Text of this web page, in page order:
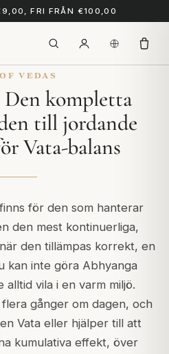
FRI FRÅN €100,00
VEDAS
Den kompletta
till jordande
Vata-balans
för den som hanterar
den mest kontinuerliga,
den tillämpas korrekt, en
kan inte göra Abhyanga
alltid vila i en varm miljö.
gånger om dagen, och
Vata eller hjälper till att
kumulativa effekt, över